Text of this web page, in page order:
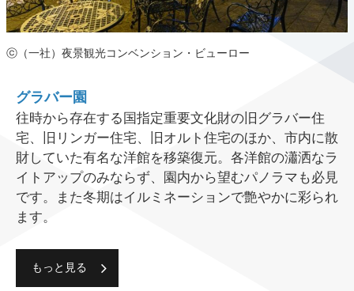
ⓒ（一社）夜景観光コンベンション・ビューロー
グラバー園
往時から存在する国指定重要文化財の旧グラバー住
宅、旧リンガー住宅、旧オルト住宅のほか、市内に散
財していた有名な洋館を移築復元。各洋館の瀟洒なラ
イトアップのみならず、園内から望むパノラマも必見
です。また冬期はイルミネーションで艶やかに彩られ
ます。
もっと見る